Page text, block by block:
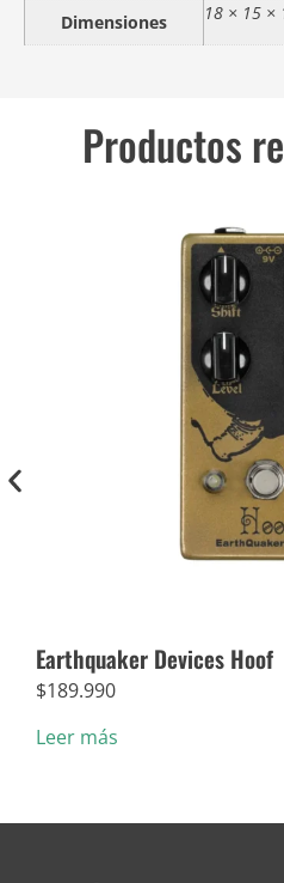
Dimensiones 18 × 15 ×
Productos
Earthquaker Devices Hoof
$189.990
Leer más